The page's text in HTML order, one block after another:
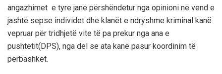
angazhimet e tyre janë përshëndetur nga opinioni në vend e
jashtë sepse individet dhe klanët e ndryshme kriminal kanë
vepruar për tridhjetë vite të pa prekur nga ana e
pushtetit(DPS), nga del se ata kanë pasur koordinim të
përbashkët.